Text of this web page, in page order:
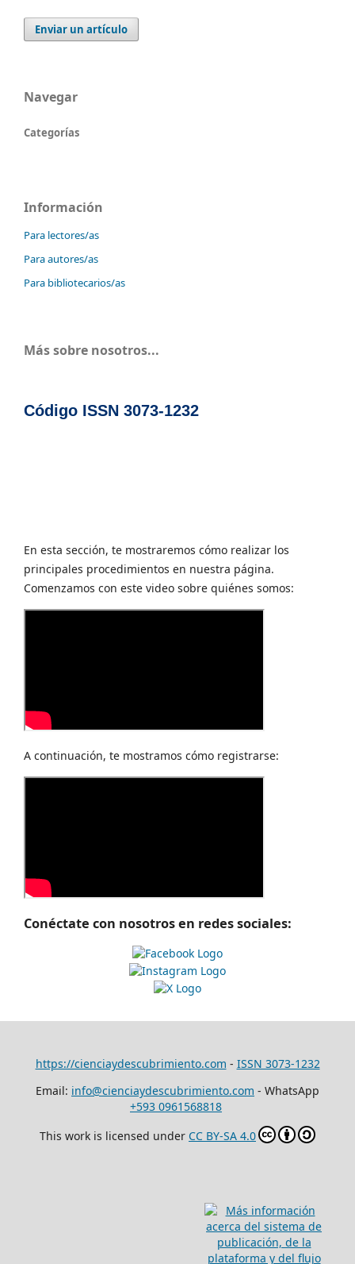
Enviar un artículo
Navegar
Categorías
Información
Para lectores/as
Para autores/as
Para bibliotecarios/as
Más sobre nosotros...
Código ISSN 3073-1232
En esta sección, te mostraremos cómo realizar los
principales procedimientos en nuestra página.
Comenzamos con este video sobre quiénes somos:
A continuación, te mostramos cómo registrarse:
Conéctate con nosotros en redes sociales:
https://cienciaydescubrimiento.com - ISSN 3073-1232
Email: info@cienciaydescubrimiento.com - WhatsApp
+593 0961568818
This work is licensed under CC BY-SA 4.0